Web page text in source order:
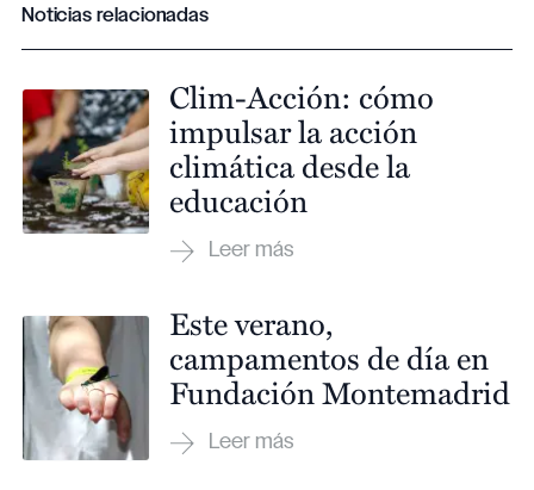
Noticias relacionadas
Clim-Acción: cómo
impulsar la acción
climática desde la
educación
Este verano,
campamentos de día en
Fundación Montemadrid